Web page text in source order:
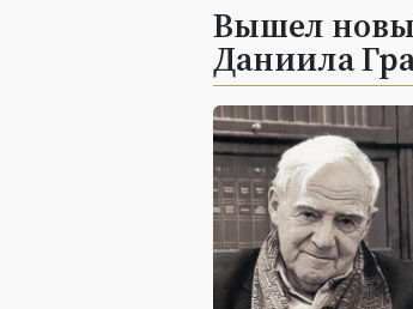
Вышел
Даниила